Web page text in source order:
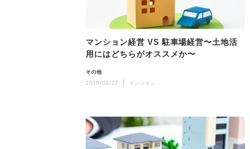
マンション経営 VS 駐車場経営〜土地活
用にはどちらがオススメか〜
その他
2019/02/22
マンション